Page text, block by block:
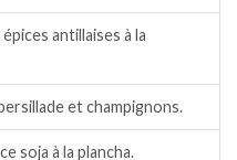
antillaises à la
et champignons.
soja à la plancha.